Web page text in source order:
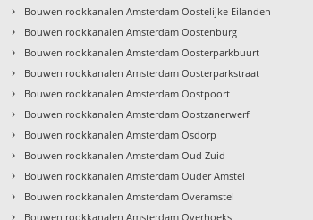
› Bouwen rookkanalen Amsterdam Oostelijke Eilanden
› Bouwen rookkanalen Amsterdam Oostenburg
› Bouwen rookkanalen Amsterdam Oosterparkbuurt
› Bouwen rookkanalen Amsterdam Oosterparkstraat
› Bouwen rookkanalen Amsterdam Oostpoort
› Bouwen rookkanalen Amsterdam Oostzanerwerf
› Bouwen rookkanalen Amsterdam Osdorp
› Bouwen rookkanalen Amsterdam Oud Zuid
› Bouwen rookkanalen Amsterdam Ouder Amstel
› Bouwen rookkanalen Amsterdam Overamstel
› Bouwen rookkanalen Amsterdam Overhoeks